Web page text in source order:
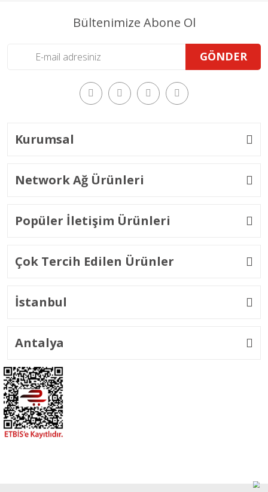
Bültenimize Abone Ol
GÖNDER
Kurumsal
Network Ağ Ürünleri
Popüler İletişim Ürünleri
Çok Tercih Edilen Ürünler
İstanbul
Antalya